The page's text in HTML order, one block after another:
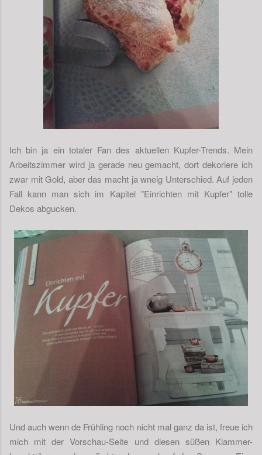
Ich bin ja ein totaler Fan des aktuellen Kupfer-Trends. Mein
Arbeitszimmer wird ja gerade neu gemacht, dort dekoriere ich
zwar mit Gold, aber das macht ja wneig Unterschied. Auf jeden
Fall kann man sich im Kapitel "Einrichten mit Kupfer" tolle
Dekos abgucken.
Und auch wenn de Frühling noch nicht mal ganz da ist, freue ich
mich mit der Vorschau-Seite und diesen süßen Klammer-